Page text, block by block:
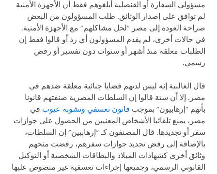
مسؤولي السفارة أو القنصلية أبلغوهم فقط أن الأجهزة الأمنية
لم توافق على إصدار الوثائق. طلب المسؤولون من البعض
صراحة العودة إلى مصر "لحل مشاكلهم" مع الأجهزة الأمنية.
في حالات أخرى، لم يقدم المسؤولون أي رد أو قالوا فقط إن
الطلبات معلقة منذ أشهر أو سنوات دون تفسير أو رفض
رسمي.
قال الغالبية إنه ليس لديهم قضايا جنائية معلقة ضدهم في
مصر. إلا أن ستة قالوا إن السلطات المصرية صنفتهم قانونا
بأنهم "إرهابيون" بموجب قانون تعسفي وتشوبه عيوب في
مصر، يمنع تلقائيا الأشخاص المعنيين من الحصول على جوازات
سفر أو تجديدها. قال المصنفون كـ "إرهابيين" إن السلطات،
بالإضافة إلى رفض تجديد جوازات سفرهم، رفضت منحهم
وثائق أخرى كشهادات الميلاد والبطاقات الشخصية أو التوكيل
القانوني الرسمي، وجميعها إجراءات تعسفية غير منصوص عليها